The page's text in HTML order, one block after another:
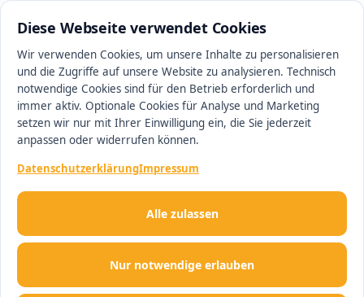
Diese Webseite verwendet Cookies
Wir verwenden Cookies, um unsere Inhalte zu personalisieren
und die Zugriffe auf unsere Website zu analysieren. Technisch
notwendige Cookies sind für den Betrieb erforderlich und
immer aktiv. Optionale Cookies für Analyse und Marketing
setzen wir nur mit Ihrer Einwilligung ein, die Sie jederzeit
anpassen oder widerrufen können.
DatenschutzerklärungImpressum
Nur notwendige erlauben
Alle zulassen